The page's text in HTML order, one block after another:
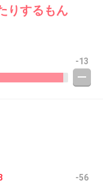
りするもん
-13
-56